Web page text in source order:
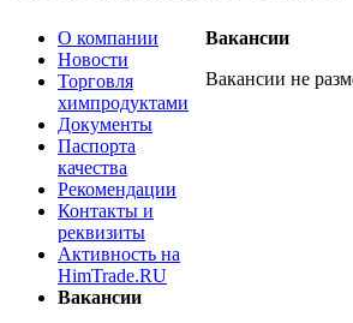
О компании
Новости
Торговля
химпродуктами
Документы
Паспорта
качества
Рекомендации
Контакты и
реквизиты
Активность на
HimTrade.RU
Вакансии
Вакансии
Вакансии не